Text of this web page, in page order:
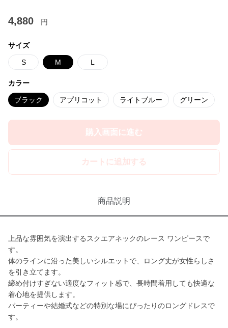
4,880 円
サイズ
S M L
カラー
ブラック アプリコット ライトブルー グリーン
購入画面に進む
カートに追加する
商品説明
上品な雰囲気を演出するスクエアネックのレース ワンピースで
す。
体のラインに沿った美しいシルエットで、ロング丈が女性らしさ
を引き立てます。
締め付けすぎない適度なフィット感で、長時間着用しても快適な
着心地を提供します。
パーティーや結婚式などの特別な場にぴったりのロングドレスで
す。